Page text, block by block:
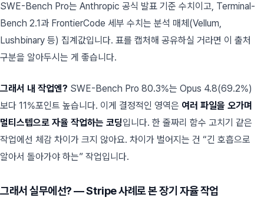
SWE-Bench Pro는 Anthropic 공식 발표 기준 수치이고, Terminal-
Bench 2.1과 FrontierCode 세부 수치는 분석 매체(Vellum,
Lushbinary 등) 집계값입니다. 표를 캡처해 공유하실 거라면 이 출처
구분을 알아두시는 게 좋습니다.
그래서 내 작업엔? SWE-Bench Pro 80.3%는 Opus 4.8(69.2%)
보다 11%포인트 높습니다. 이게 결정적인 영역은 여러 파일을 오가며
멀티스텝으로 자율 작업하는 코딩입니다. 한 줄짜리 함수 고치기 같은
작업에선 체감 차이가 크지 않아요. 차이가 벌어지는 건 “긴 호흡으로
알아서 돌아가야 하는” 작업입니다.
그래서 실무에선? — Stripe 사례로 본 장기 자율 작업